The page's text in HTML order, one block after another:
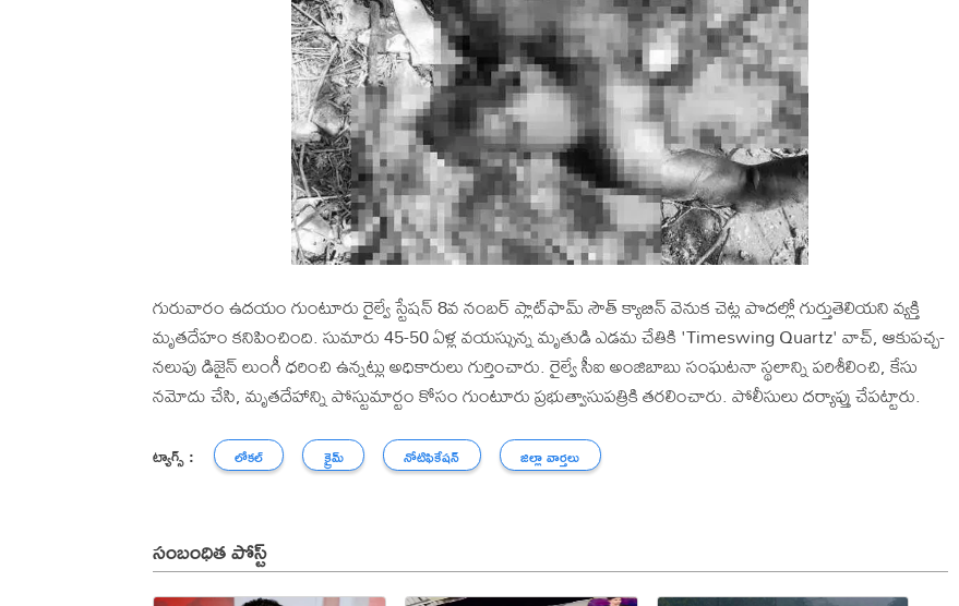
గురువారం ఉదయం గుంటూరు రైల్వే స్టేషన్ 8వ నంబర్ ప్లాట్‌ఫామ్ సౌత్ క్యాబిన్ వెనుక చెట్ల పొదల్లో గుర్తుతెలియని వ్యక్తి
మృతదేహం కనిపించింది. సుమారు 45-50 ఏళ్ల వయస్సున్న మృతుడి ఎడమ చేతికి 'Timeswing Quartz' వాచ్, ఆకుపచ్చ-
నలుపు డిజైన్ లుంగీ ధరించి ఉన్నట్లు అధికారులు గుర్తించారు. రైల్వే సీఐ అంజిబాబు సంఘటనా స్థలాన్ని పరిశీలించి, కేసు
నమోదు చేసి, మృతదేహాన్ని పోస్టుమార్టం కోసం గుంటూరు ప్రభుత్వాసుపత్రికి తరలించారు. పోలీసులు దర్యాప్తు చేపట్టారు.
ట్యాగ్స్ : లోకల్ క్రైమ్ నోటిఫికేషన్ జిల్లా వార్తలు
సంబంధిత పోస్ట్